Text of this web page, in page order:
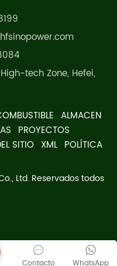
tech Zone, Hefei,
ALMACEN
PROYECTOS
SITIO XML POLÍTICA
Ltd. Reservados todos
WhatsApp
Contacto